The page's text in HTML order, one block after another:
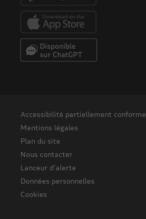
Accessibilité partiellement conforme
Mentions légales
Plan du site
Nous contacter
Lanceur d'alerte
Données personnelles
Cookies